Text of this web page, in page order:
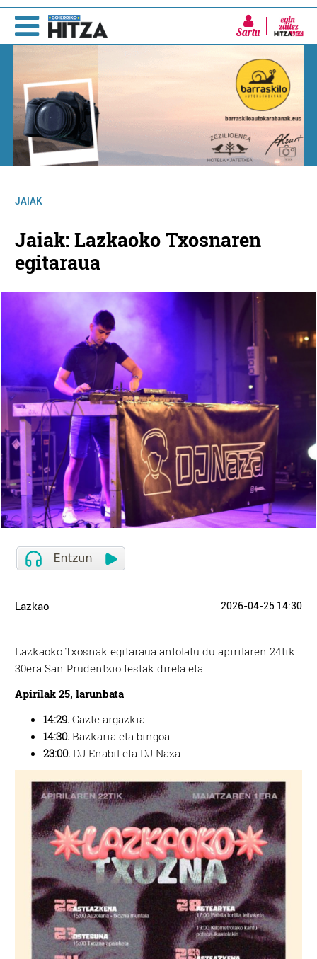
Sartu
JAIAK
Jaiak: Lazkaoko Txosnaren
egitaraua
Lazkao 2026-04-25 14:30
Lazkaoko Txosnak egitaraua antolatu du apirilaren 24tik
30era San Prudentzio festak direla eta.
Apirilak 25, larunbata
14:29. Gazte argazkia
14:30. Bazkaria eta bingoa
23:00. DJ Enabil eta DJ Naza